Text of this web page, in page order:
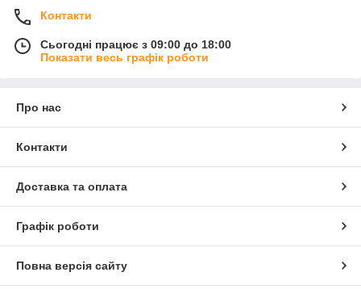
Контакти
Сьогодні працює з 09:00 до 18:00
Показати весь графік роботи
Про нас
Контакти
Доставка та оплата
Графік роботи
Повна версія сайту